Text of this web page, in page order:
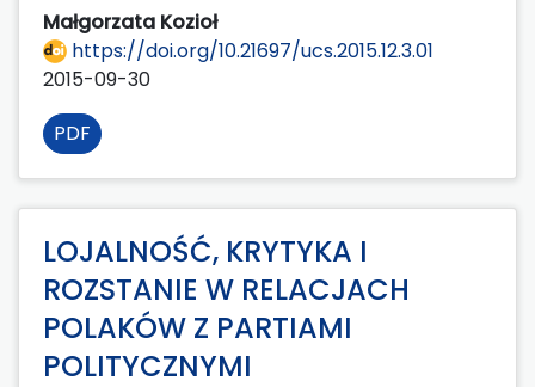
Małgorzata Kozioł
https://doi.org/10.21697/ucs.2015.12.3.01
2015-09-30
PDF
LOJALNOŚĆ, KRYTYKA I
ROZSTANIE W RELACJACH
POLAKÓW Z PARTIAMI
POLITYCZNYMI